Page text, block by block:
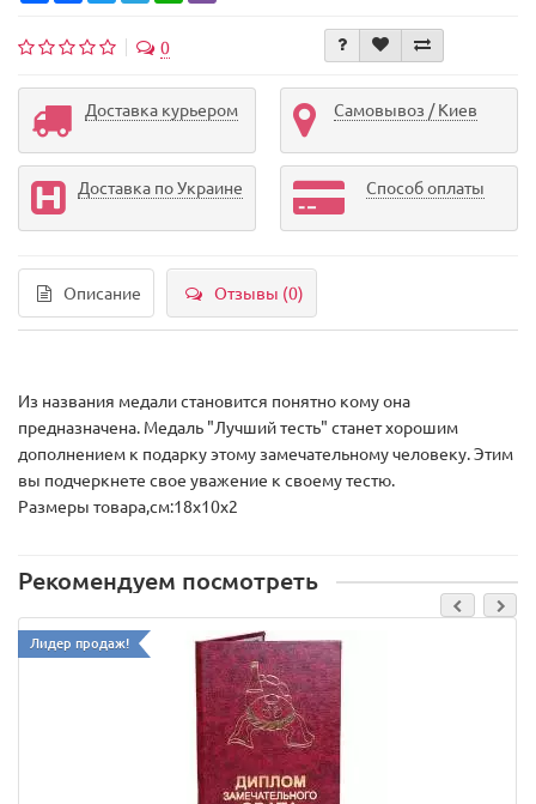
0
Доставка курьером Самовывоз / Киев
Доставка по Украине Способ оплаты
Описание Отзывы (0)
Из названия медали становится понятно кому она
предназначена. Медаль "Лучший тесть" станет хорошим
дополнением к подарку этому замечательному человеку. Этим
вы подчеркнете свое уважение к своему тестю.
Размеры товара,см:18х10х2
Рекомендуем посмотреть
Лидер продаж!